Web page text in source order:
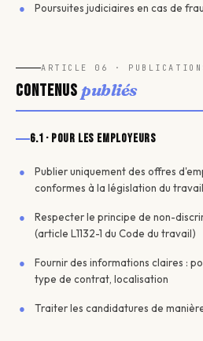
Poursuites judiciaires en cas de
ARTICLE 06 ·
Contenus publiés
6.1 · Pour les employeurs
Publier uniquement des offres
conformes à la législation du travail
Respecter le principe de non-
(article L1132-1 du Code du travail)
Fournir des informations claires :
type de contrat, localisation
Traiter les candidatures de